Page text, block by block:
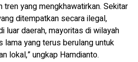
tren yang mengkhawatirkan. Sekitar
ditempatkan secara ilegal,
luar daerah, mayoritas di wilayah
yang terus berulang untuk
lokal,” ungkap Hamdianto.